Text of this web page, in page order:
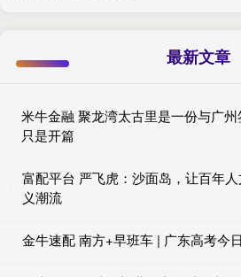
最新文章
米牛金融 聚龙湾太古里是一份与广州
只是开篇
富配平台 严飞虎：沙面岛，让百年
义潮流
金牛速配 南方+早班车 | 广东高考今